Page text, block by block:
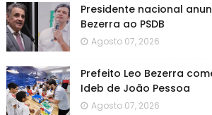
Presidente nacional
Bezerra ao PSDB
Agosto 07, 2026
Prefeito Leo Bezerra
Ideb de João Pessoa
Agosto 07, 2026